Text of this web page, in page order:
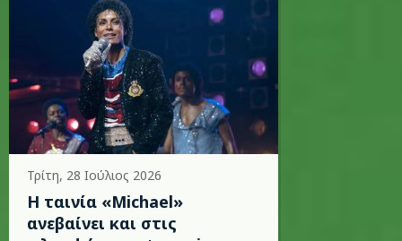
Τρίτη, 28 Ιούλιος 2026
Η ταινία «Michael»
ανεβαίνει και στις